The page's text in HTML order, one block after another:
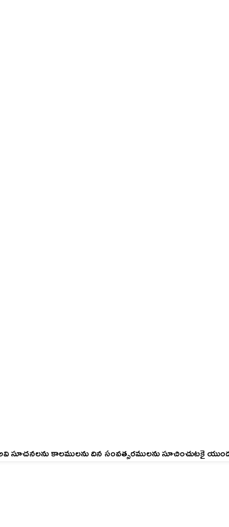
అవి సూచనలను కాలములను దిన సంవత్సరములను సూచించుటకై